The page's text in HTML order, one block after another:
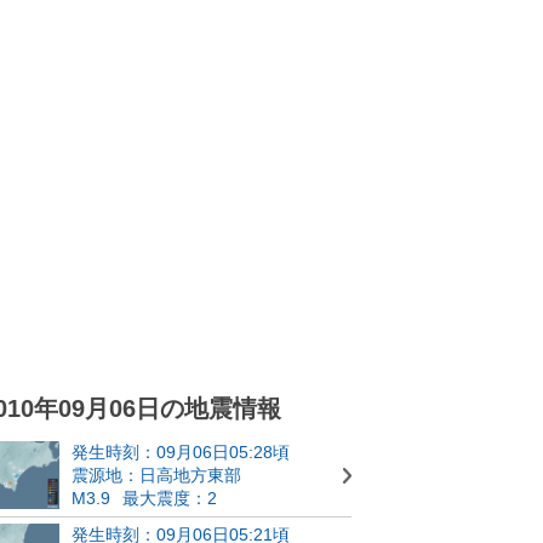
年09月06日の地震情報
発生時刻：09月06日05:28頃
震源地：日高地方東部
M3.9
最大震度：2
発生時刻：09月06日05:21頃